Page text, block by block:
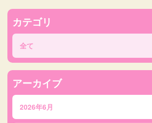
カテゴリ
全て
アーカイブ
2026年6月